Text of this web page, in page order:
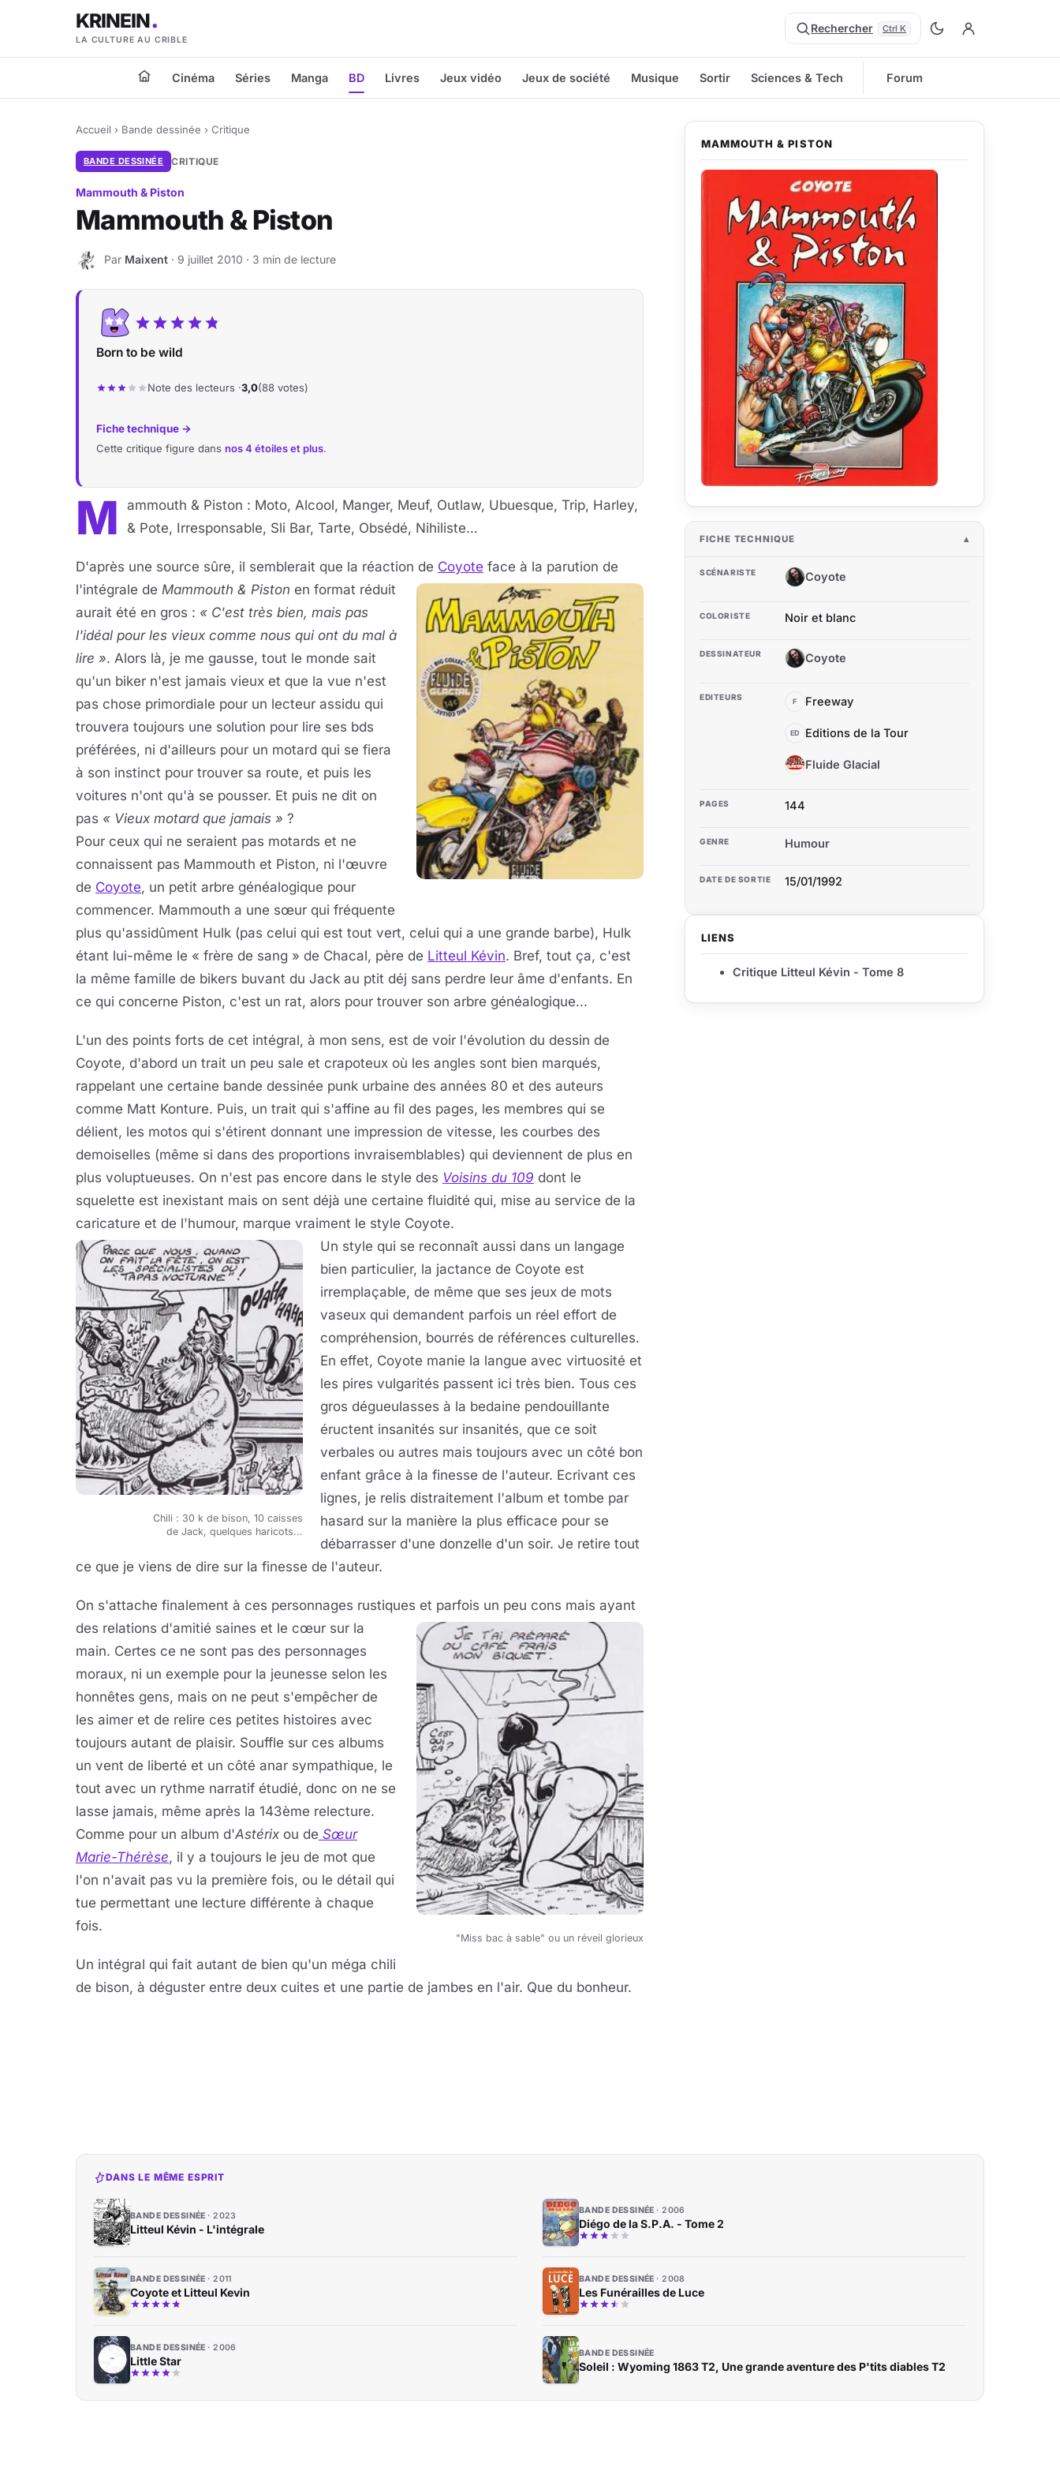
KRINEIN
LA CULTURE AU CRIBLE
Rechercher Ctrl K
Cinéma Séries Manga BD Livres Jeux vidéo Jeux de société Musique Sortir Sciences & Tech Forum
Accueil › Bande dessinée › Critique
BANDE DESSINÉE CRITIQUE
Mammouth & Piston
Mammouth & Piston
M Par Maixent · 9 juillet 2010 · 3 min de lecture
Born to be wild
Note des lecteurs ·3,0(88 votes)
Fiche technique →
Cette critique figure dans nos 4 étoiles et plus.
M
ammouth & Piston : Moto, Alcool, Manger, Meuf, Outlaw, Ubuesque, Trip, Harley,
& Pote, Irresponsable, Sli Bar, Tarte, Obsédé, Nihiliste…
D'après une source sûre, il semblerait que la réaction de Coyote face à la parution de
l'intégrale de Mammouth & Piston en format réduit
aurait été en gros : « C'est très bien, mais pas
l'idéal pour les vieux comme nous qui ont du mal à
lire ». Alors là, je me gausse, tout le monde sait
qu'un biker n'est jamais vieux et que la vue n'est
pas chose primordiale pour un lecteur assidu qui
trouvera toujours une solution pour lire ses bds
préférées, ni d'ailleurs pour un motard qui se fiera
à son instinct pour trouver sa route, et puis les
voitures n'ont qu'à se pousser. Et puis ne dit on
pas « Vieux motard que jamais » ?
Pour ceux qui ne seraient pas motards et ne
connaissent pas Mammouth et Piston, ni l'œuvre
de Coyote, un petit arbre généalogique pour
commencer. Mammouth a une sœur qui fréquente
plus qu'assidûment Hulk (pas celui qui est tout vert, celui qui a une grande barbe), Hulk
étant lui-même le « frère de sang » de Chacal, père de Litteul Kévin. Bref, tout ça, c'est
la même famille de bikers buvant du Jack au ptit déj sans perdre leur âme d'enfants. En
ce qui concerne Piston, c'est un rat, alors pour trouver son arbre généalogique...
L'un des points forts de cet intégral, à mon sens, est de voir l'évolution du dessin de
Coyote, d'abord un trait un peu sale et crapoteux où les angles sont bien marqués,
rappelant une certaine bande dessinée punk urbaine des années 80 et des auteurs
comme Matt Konture. Puis, un trait qui s'affine au fil des pages, les membres qui se
délient, les motos qui s'étirent donnant une impression de vitesse, les courbes des
demoiselles (même si dans des proportions invraisemblables) qui deviennent de plus en
plus voluptueuses. On n'est pas encore dans le style des Voisins du 109 dont le
squelette est inexistant mais on sent déjà une certaine fluidité qui, mise au service de la
caricature et de l'humour, marque vraiment le style Coyote.
Chili : 30 k de bison, 10 caisses
de Jack, quelques haricots...
Un style qui se reconnaît aussi dans un langage
bien particulier, la jactance de Coyote est
irremplaçable, de même que ses jeux de mots
vaseux qui demandent parfois un réel effort de
compréhension, bourrés de références culturelles.
En effet, Coyote manie la langue avec virtuosité et
les pires vulgarités passent ici très bien. Tous ces
gros dégueulasses à la bedaine pendouillante
éructent insanités sur insanités, que ce soit
verbales ou autres mais toujours avec un côté bon
enfant grâce à la finesse de l'auteur. Ecrivant ces
lignes, je relis distraitement l'album et tombe par
hasard sur la manière la plus efficace pour se
débarrasser d'une donzelle d'un soir. Je retire tout
ce que je viens de dire sur la finesse de l'auteur.
On s'attache finalement à ces personnages rustiques et parfois un peu cons mais
"Miss bac à sable" ou un réveil glorieux
ayant
des relations d'amitié saines et le cœur sur la
main. Certes ce ne sont pas des personnages
moraux, ni un exemple pour la jeunesse selon les
honnêtes gens, mais on ne peut s'empêcher de
les aimer et de relire ces petites histoires avec
toujours autant de plaisir. Souffle sur ces albums
un vent de liberté et un côté anar sympathique, le
tout avec un rythme narratif étudié, donc on ne se
lasse jamais, même après la 143ème relecture.
Comme pour un album d'Astérix ou de Sœur
Marie-Thérèse, il y a toujours le jeu de mot que
l'on n'avait pas vu la première fois, ou le détail qui
tue permettant une lecture différente à chaque
fois.
Un intégral qui fait autant de bien qu'un méga chili
de bison, à déguster entre deux cuites et une partie de jambes en l'air. Que du bonheur.
MAMMOUTH & PISTON
FICHE TECHNIQUE
SCÉNARISTE C Coyote
COLORISTE Noir et blanc
DESSINATEUR C Coyote
EDITEURS F Freeway
ED Editions de la Tour
FG Fluide Glacial
PAGES 144
GENRE Humour
DATE DE SORTIE 15/01/1992
LIENS
Critique Litteul Kévin - Tome 8
DANS LE MÊME ESPRIT
BANDE DESSINÉE 2023
Litteul Kévin - L'intégrale
BANDE DESSINÉE 2006
Diégo de la S.P.A. - Tome 2
BANDE DESSINÉE 2011
Coyote et Litteul Kevin
BANDE DESSINÉE 2008
Les Funérailles de Luce
BANDE DESSINÉE 2006
Little Star
BANDE DESSINÉE
Soleil : Wyoming 1863 T2, Une grande aventure des P'tits diables T2